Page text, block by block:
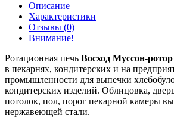
Описание
Характеристики
Отзывы (0)
Внимание!
Ротационная печь Восход Муссон-
в пекарнях, кондитерских и на
промышленности для выпечки
кондитерских изделий. Облицовка,
потолок, пол, порог пекарной камеры
нержавеющей стали.